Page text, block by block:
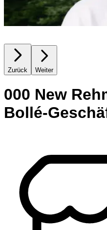
Zurück Weiter
000 New
Bollé-